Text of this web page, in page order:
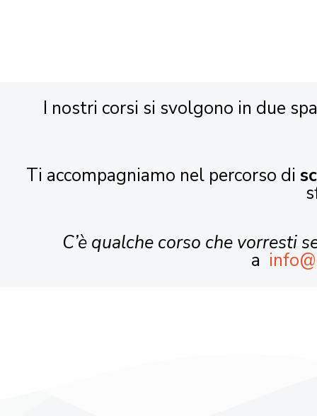
I nostri corsi si svolgono in due
Ti accompagniamo nel percorso di
C’è qualche corso che vorresti
a